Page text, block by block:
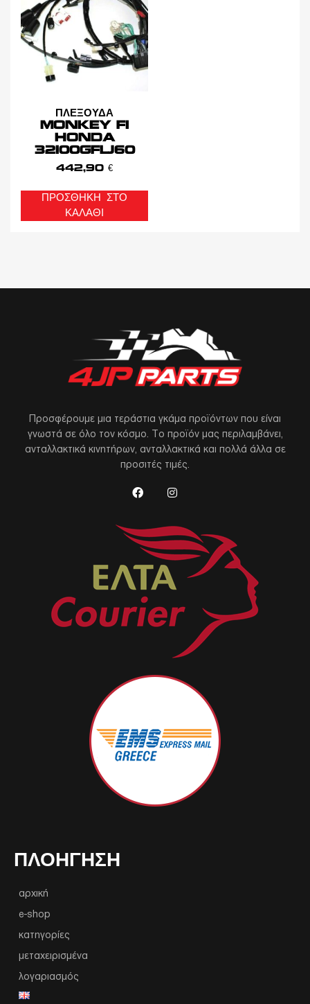
ΠΛΕΞΟΥΔΑ
MONKEY FI
HONDA
32100GFLJ60
442,90 €
ΠΡΟΣΘΉΚΗ ΣΤΟ
ΚΑΛΆΘΙ
Προσφέρουμε μια τεράστια γκάμα προϊόντων που είναι
γνωστά σε όλο τον κόσμο. Το προϊόν μας περιλαμβάνει,
ανταλλακτικά κινητήρων, ανταλλακτικά και πολλά άλλα σε
προσιτές τιμές.
ΠΛΟΉΓΗΣΗ
αρχική
e-shop
κατηγορίες
μεταχειρισμένα
λογαριασμός